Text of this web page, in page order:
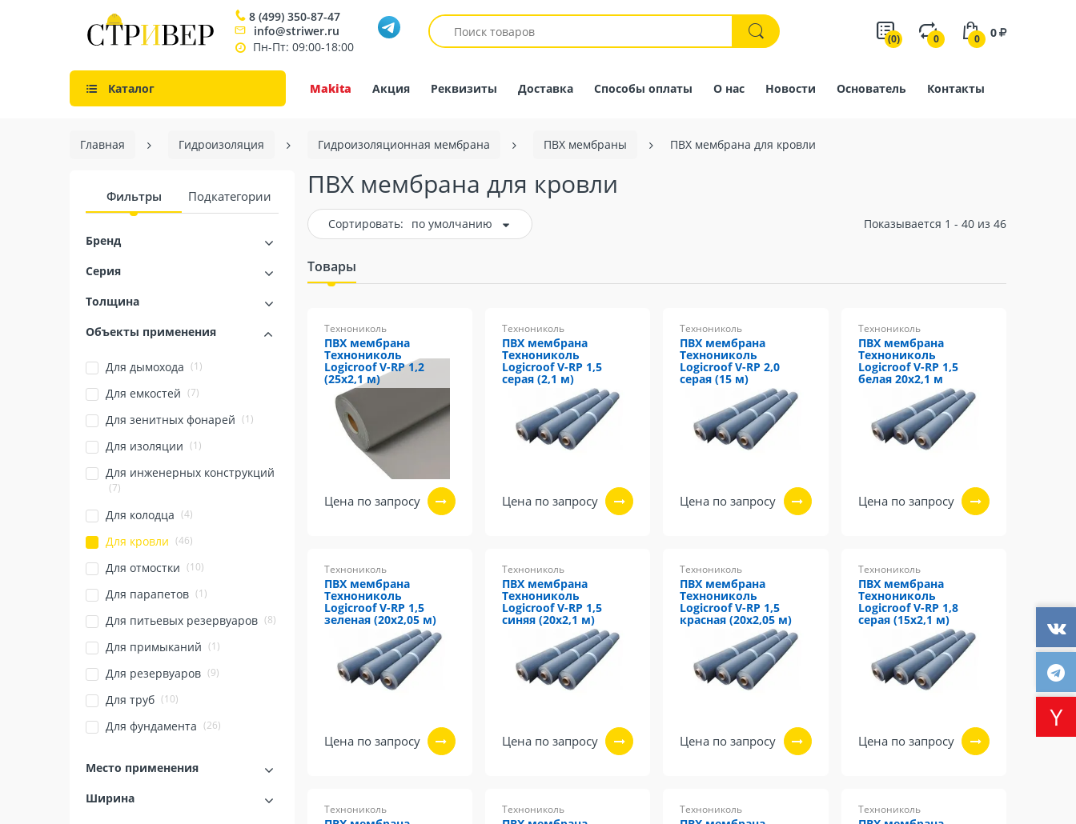
8 (499) 350-87-47
info@striwer.ru
Пн-Пт: 09:00-18:00
(0) 0 0 0
Каталог Makita Акция Реквизиты Доставка Способы оплаты О нас Новости Основатель Контакты
Главная Гидроизоляция Гидроизоляционная мембрана ПВХ мембраны ПВХ мембрана для кровли
Фильтры Подкатегории
Бренд
Серия
Толщина
Объекты применения
Для дымохода (1)
Для емкостей (7)
Для зенитных фонарей (1)
Для изоляции (1)
Для инженерных конструкций
(7)
Для колодца (4)
Для кровли (46)
Для отмостки (10)
Для парапетов (1)
Для питьевых резервуаров (8)
Для примыканий (1)
Для резервуаров (9)
Для труб (10)
Для фундамента (26)
Место применения
Ширина
ПВХ мембрана для кровли
Сортировать: по умолчанию Показывается 1 - 40 из 46
Товары
Технониколь
ПВХ мембрана
Технониколь
Logicroof V-RP 1,2
(25х2,1 м)
Цена по запросу
Технониколь
ПВХ мембрана
Технониколь
Logicroof V-RP 1,5
серая (2,1 м)
Цена по запросу
Технониколь
ПВХ мембрана
Технониколь
Logicroof V-RP 2,0
серая (15 м)
Цена по запросу
Технониколь
ПВХ мембрана
Технониколь
Logicroof V-RP 1,5
белая 20х2,1 м
Цена по запросу
Технониколь
ПВХ мембрана
Технониколь
Logicroof V-RP 1,5
зеленая (20х2,05 м)
Цена по запросу
Технониколь
ПВХ мембрана
Технониколь
Logicroof V-RP 1,5
синяя (20х2,1 м)
Цена по запросу
Технониколь
ПВХ мембрана
Технониколь
Logicroof V-RP 1,5
красная (20х2,05 м)
Цена по запросу
Технониколь
ПВХ мембрана
Технониколь
Logicroof V-RP 1,8
серая (15х2,1 м)
Цена по запросу
Технониколь Технониколь Технониколь Технониколь